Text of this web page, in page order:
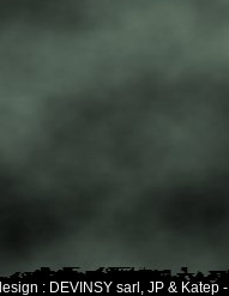
: DEVINSY sarl, JP & Katep -